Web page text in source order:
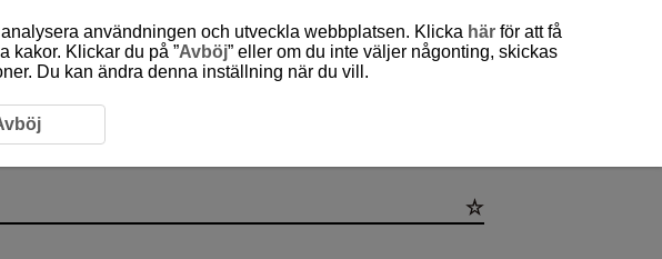
användningen och utveckla webbplatsen. Klicka här för att få
kakor. Klickar du på ”Avböj” eller om du inte väljer någonting, skickas
Du kan ändra denna inställning när du vill.